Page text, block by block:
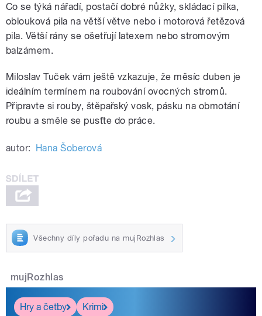
Co se týká nářadí, postačí dobré nůžky, skládací pilka,
oblouková pila na větší větve nebo i motorová řetězová
pila. Větší rány se ošetřují latexem nebo stromovým
balzámem.
Miloslav Tuček vám ještě vzkazuje, že měsíc duben je
ideálním termínem na roubování ovocných stromů.
Připravte si rouby, štěpařský vosk, pásku na obmotání
roubu a směle se pusťte do práce.
autor: Hana Šoberová
Všechny díly pořadu na mujRozhlas
mujRozhlas
Hry a četby
Krimi